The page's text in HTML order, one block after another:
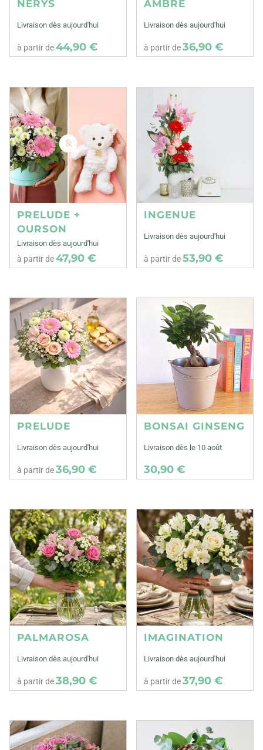
NERYS
Livraison dès aujourd'hui
à partir de44,90 €
AMBRE
Livraison dès aujourd'hui
à partir de36,90 €
PRELUDE +
OURSON
Livraison dès aujourd'hui
à partir de47,90 €
INGENUE
Livraison dès aujourd'hui
à partir de53,90 €
PRELUDE
Livraison dès aujourd'hui
à partir de36,90 €
BONSAI GINSENG
Livraison dès le 10 août
30,90 €
PALMAROSA
Livraison dès aujourd'hui
à partir de38,90 €
IMAGINATION
Livraison dès aujourd'hui
à partir de37,90 €